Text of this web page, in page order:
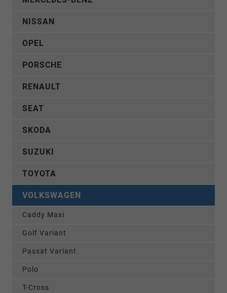
NISSAN
OPEL
PORSCHE
RENAULT
SEAT
SKODA
SUZUKI
TOYOTA
VOLKSWAGEN
Caddy Maxi
Golf Variant
Passat Variant
Polo
T-Cross